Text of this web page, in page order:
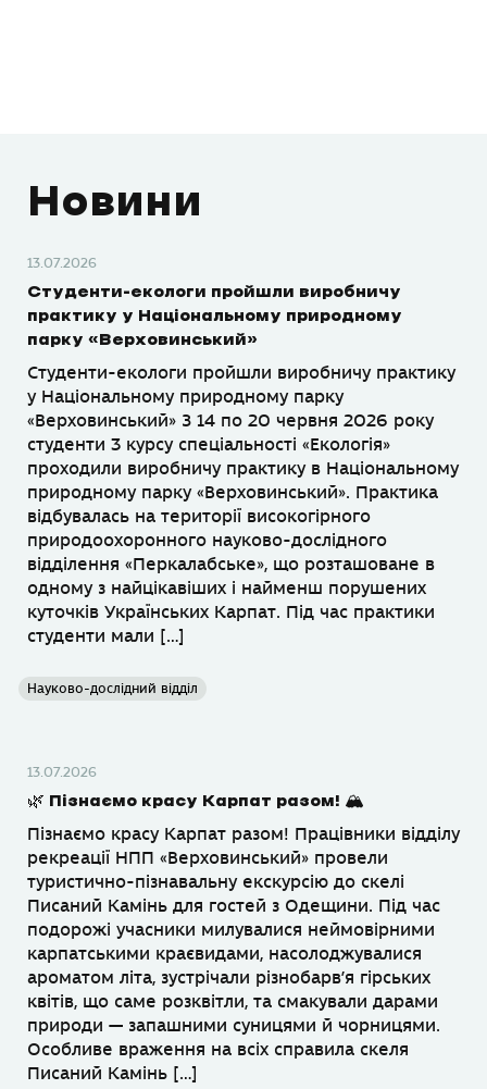
Новини
13.07.2026
Студенти-екологи пройшли виробничу
практику у Національному природному
парку «Верховинський»
Студенти-екологи пройшли виробничу практику
у Національному природному парку
«Верховинський» З 14 по 20 червня 2026 року
студенти 3 курсу спеціальності «Екологія»
проходили виробничу практику в Національному
природному парку «Верховинський». Практика
відбувалась на території високогірного
природоохоронного науково-дослідного
відділення «Перкалабське», що розташоване в
одному з найцікавіших і найменш порушених
куточків Українських Карпат. Під час практики
студенти мали […]
Науково-дослідний відділ
13.07.2026
🌿 Пізнаємо красу Карпат разом! 🏔
Пізнаємо красу Карпат разом! Працівники відділу
рекреації НПП «Верховинський» провели
туристично-пізнавальну екскурсію до скелі
Писаний Камінь для гостей з Одещини. Під час
подорожі учасники милувалися неймовірними
карпатськими краєвидами, насолоджувалися
ароматом літа, зустрічали різнобарв’я гірських
квітів, що саме розквітли, та смакували дарами
природи — запашними суницями й чорницями.
Особливе враження на всіх справила скеля
Писаний Камінь […]